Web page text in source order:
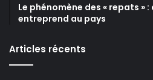
Le phénomène des « repats »
entreprend au pays
Articles récents